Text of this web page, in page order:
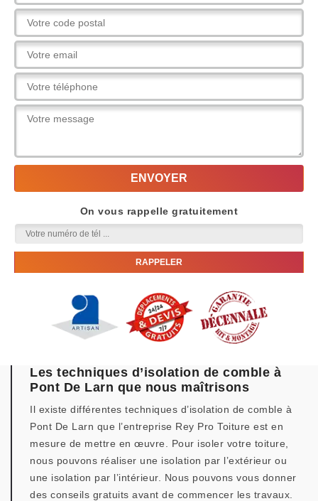
On vous rappelle gratuitement
Les techniques d’isolation de comble à
Pont De Larn que nous maîtrisons
Il existe différentes techniques d’isolation de comble à
Pont De Larn que l’entreprise Rey Pro Toiture est en
mesure de mettre en œuvre. Pour isoler votre toiture,
nous pouvons réaliser une isolation par l’extérieur ou
une isolation par l’intérieur. Nous pouvons vous donner
des conseils gratuits avant de commencer les travaux.